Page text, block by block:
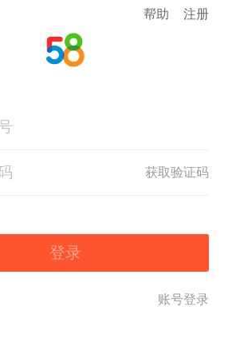
帮助 注册
获取验证码
登录
账号登录